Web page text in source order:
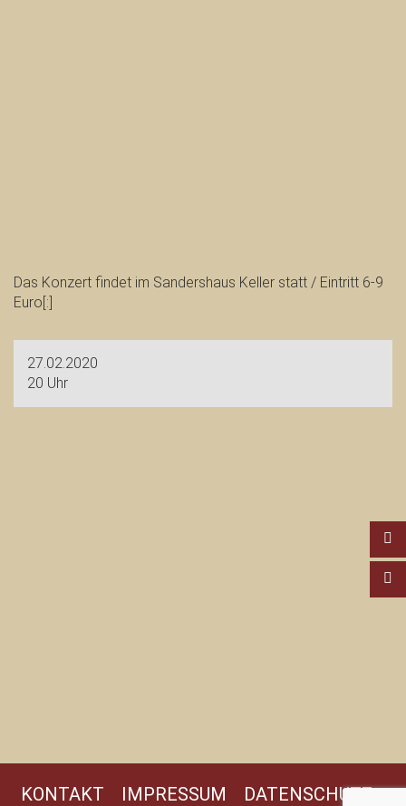
Das Konzert findet im Sandershaus Keller statt / Eintritt 6-9
Euro[:]
27.02.2020
20 Uhr
KONTAKT IMPRESSUM DATENSCHUTZ